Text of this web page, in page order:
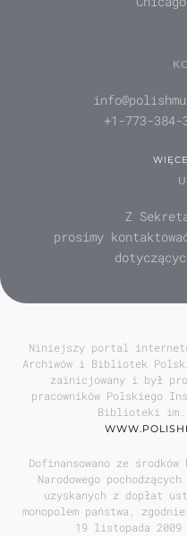
+1-773-
Z
prosimy
Niniejszy portal
Archiwów i Bibliotek
zainicjowany i był
pracowników Polskiego
Biblioteki im.
Dofinansowano ze
Narodowego
uzyskanych z dopłat
monopolem państwa,
19 listopada 2009